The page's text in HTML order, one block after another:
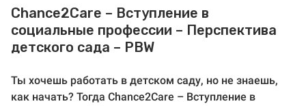
в
н
а
Chance2Care – Вступление в
социальные профессии – Перспектива
детского сада – PBW
Ты хочешь работать в детском саду, но не знаешь,
как начать? Тогда Chance2Care – Вступление в